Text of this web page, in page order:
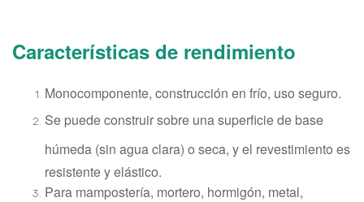
Características de rendimiento
Monocomponente, construcción en frío, uso seguro.
Se puede construir sobre una superficie de base
húmeda (sin agua clara) o seca, y el revestimiento es
resistente y elástico.
Para mampostería, mortero, hormigón, metal,